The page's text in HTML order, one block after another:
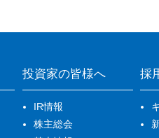
投資家の皆様へ
IR情報
株主総会
採